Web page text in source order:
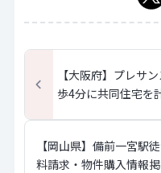
【大阪府】プレサ
歩4分に共同住宅を
【岡山県】備前一宮
料請求・物件購入情報